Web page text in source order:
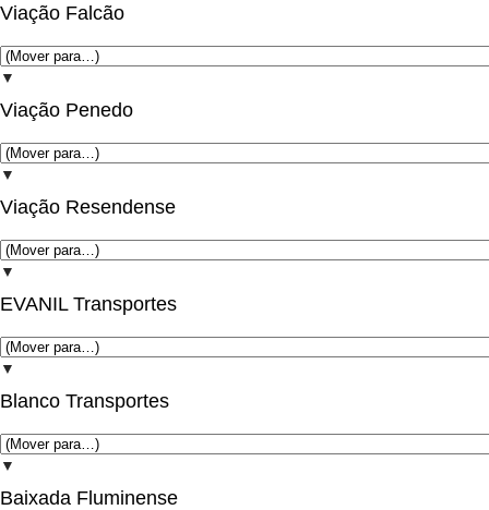
Viação Falcão
▼
Viação Penedo
▼
Viação Resendense
▼
EVANIL Transportes
▼
Blanco Transportes
▼
Baixada Fluminense